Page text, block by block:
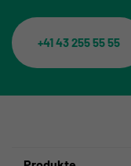
+41 43 255 55 55